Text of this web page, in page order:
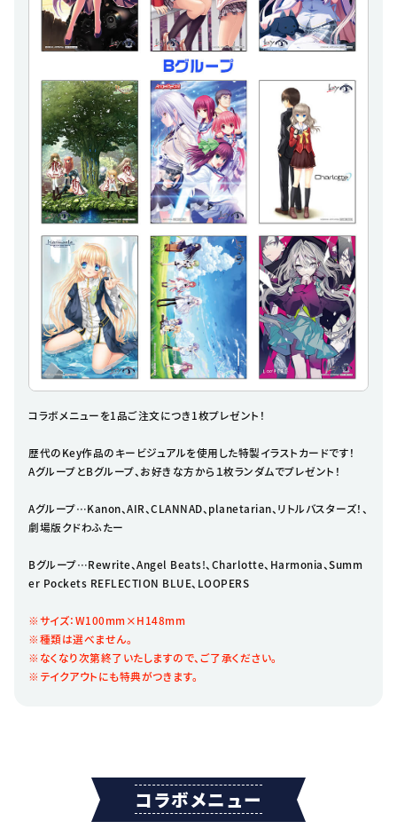
コラボメニューを1品ご注文につき1枚プレゼント！
歴代のKey作品のキービジュアルを使用した特製イラストカードです！
AグループとBグループ、お好きな方から１枚ランダムでプレゼント！
Aグループ…Kanon、AIR、CLANNAD、planetarian、リトルバスターズ！、
劇場版クドわふたー
Bグループ…Rewrite、Angel Beats!、Charlotte、Harmonia、Summ
er Pockets REFLECTION BLUE、LOOPERS
※サイズ：W100mm×H148mm
※種類は選べません。
※なくなり次第終了いたしますので、ご了承ください。
※テイクアウトにも特典がつきます。
コラボメニュー